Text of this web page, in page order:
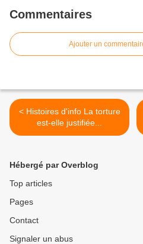
Commentaires
Ajouter un
< Histoires d'info La torture
est-elle justifiée...
Hébergé par Overblog
Top articles
Pages
Contact
Signaler un abus